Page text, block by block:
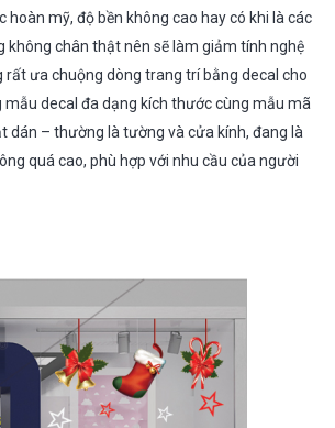
mỹ, độ bền không cao hay có khi là các
không chân thật nên sẽ làm giảm tính nghệ
ưa chuộng dòng trang trí bằng decal cho
mẫu decal đa dạng kích thước cùng mẫu mã
dán – thường là tường và cửa kính, đang là
quá cao, phù hợp với nhu cầu của người